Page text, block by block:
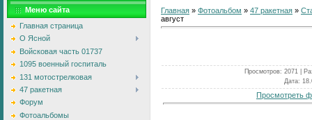
Меню сайта
Главная страница
О Ясной
Войсковая часть 01737
1095 военный госпиталь
131 мотострелковая
47 ракетная
Форум
Фотоальбомы
Главная » Фотоальбом » 47 ракетная »
август
Просмотров: 2071 |
Дата:
Просмотреть